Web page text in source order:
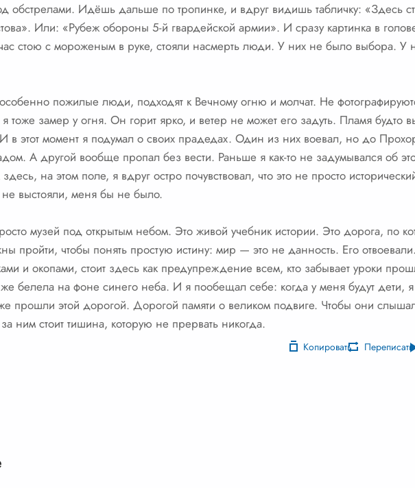
обстрелами. Идёшь дальше по тропинке, и вдруг видишь табличку: «Здесь
Или: «Рубеж обороны 5-й гвардейской армии». И сразу картинка в
стою с мороженым в руке, стояли насмерть люди. У них не было выбора. У
пожилые люди, подходят к Вечному огню и молчат. Не
тоже замер у огня. Он горит ярко, и ветер не может его задуть. Пламя будто
в этот момент я подумал о своих прадедах. Один из них воевал, но до
А другой вообще пропал без вести. Раньше я как-то не задумывался об
на этом поле, я вдруг остро почувствовал, что это не просто
выстояли, меня бы не было.
музей под открытым небом. Это живой учебник истории. Это дорога, по
пройти, чтобы понять простую истину: мир — это не данность. Его
и окопами, стоит здесь как предупреждение всем, кто забывает уроки
белела на фоне синего неба. И я пообещал себе: когда у меня будут дети, я
прошли этой дорогой. Дорогой памяти о великом подвиге. Чтобы они
ним стоит тишина, которую не прервать никогда.
Копировать Переписать